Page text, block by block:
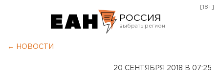
РОССИЯ
[18+]
← НОВОСТИ
20 СЕНТЯБРЯ 2018 В 07:25